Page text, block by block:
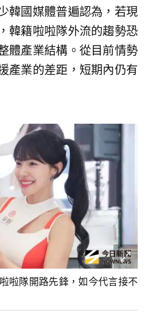
韓國媒體普遍認為，若現
韓籍啦啦隊外流的趨勢恐
體產業結構。從目前情勢
產業的差距，短期內仍有
啦隊開路先鋒，如今代言接不